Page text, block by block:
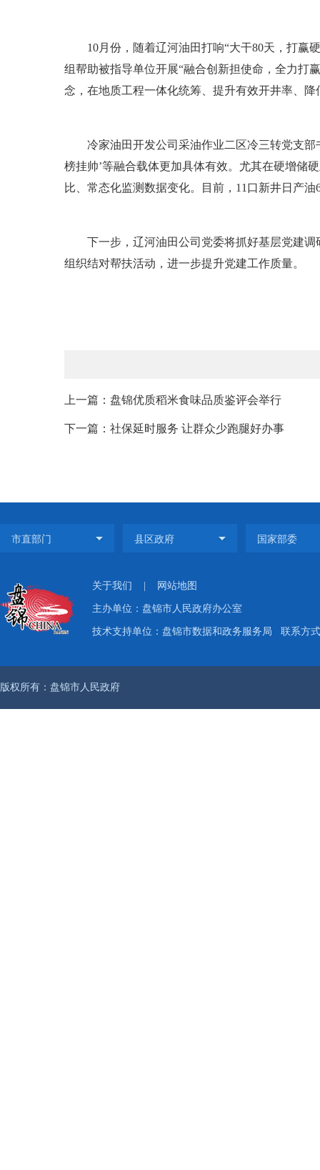
10月份，随着辽河油田打响“大干80天，打赢硬
组帮助被指导单位开展“融合创新担使命，全力打
念，在地质工程一体化统筹、提升有效开井率、
冷家油田开发公司采油作业二区冷三转党支部
榜挂帅’等融合载体更加具体有效。尤其在硬增储
比、常态化监测数据变化。目前，11口新井日产油
下一步，辽河油田公司党委将抓好基层党建调
组织结对帮扶活动，进一步提升党建工作质量。
上一篇：盘锦优质稻米食味品质鉴评会举行
下一篇：社保延时服务 让群众少跑腿好办事
关于我们 网站地图
主办单位：盘锦市人民政府办公室
技术支持单位：盘锦市数据和政务服务局 联系方
版权所有：盘锦市人民政府